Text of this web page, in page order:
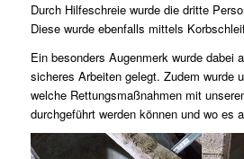
Durch Hilfeschreie wurde die dritte
Diese wurde ebenfalls mittels
Ein besonders Augenmerk wurde dabei
sicheres Arbeiten gelegt. Zudem wurde
welche Rettungsmaßnahmen mit
durchgeführt werden können und wo es